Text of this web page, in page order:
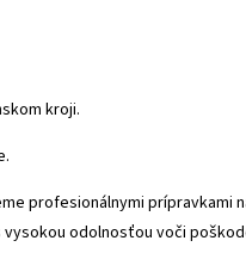
kroji.
profesionálnymi prípravkami
odolnosťou voči